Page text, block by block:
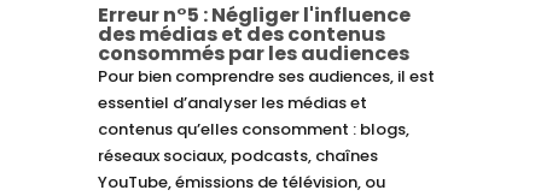
Erreur n°5 : Négliger l'influence
des médias et des contenus
consommés par les audiences
Pour bien comprendre ses audiences, il est
essentiel d’analyser les médias et
contenus qu’elles consomment : blogs,
réseaux sociaux, podcasts, chaînes
YouTube, émissions de télévision, ou